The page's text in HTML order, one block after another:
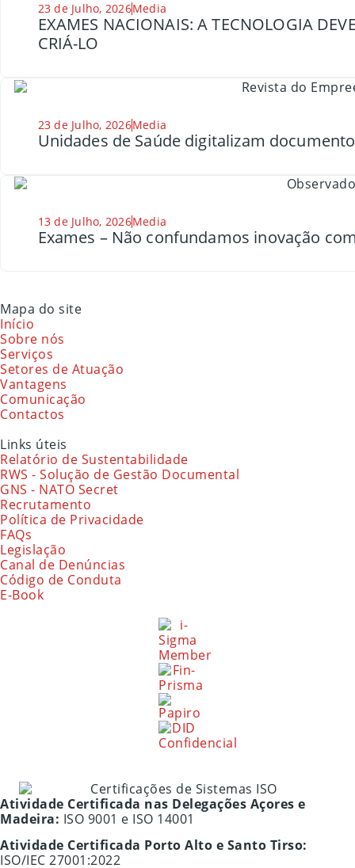
23 de Julho, 2026Media
EXAMES NACIONAIS: A TECNOLOGIA
CRIÁ-LO
23 de Julho, 2026Media
Unidades de Saúde digitalizam
13 de Julho, 2026Media
Exames – Não confundamos inovação
Mapa do site
Início
Sobre nós
Serviços
Setores de Atuação
Vantagens
Comunicação
Contactos
Links úteis
Relatório de Sustentabilidade
RWS - Solução de Gestão Documental
GNS - NATO Secret
Recrutamento
Política de Privacidade
FAQs
Legislação
Canal de Denúncias
Código de Conduta
E-Book
Atividade Certificada nas Delegações Açores e
Madeira: ISO 9001 e ISO 14001
Atividade Certificada Porto Alto e Santo Tirso:
ISO/IEC 27001:2022